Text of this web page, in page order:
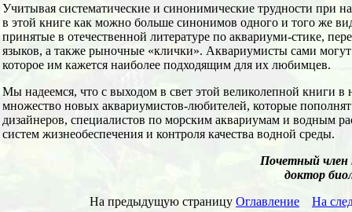
Учитывая систематические и синонимические трудности при
в этой книге как можно больше синонимов одного и того же
принятые в отечественной литературе по аквариуми-стике,
языков, а также рыночные «клички». Аквариумисты сами
которое им кажется наиболее подходящим для их любимцев.
Мы надеемся, что с выходом в свет этой великолепной книги в
множество новых аквариумистов-любителей, которые
дизайнеров, специалистов по морским аквариумам и водным
систем жизнеобеспечения и контроля качества водной среды.
Почетный член
доктор
На предыдущую страницу Оглавление
На